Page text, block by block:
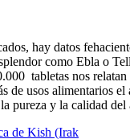
hay datos
como Ebla o
tabletas nos
usos alimentarios
pureza y la calidad